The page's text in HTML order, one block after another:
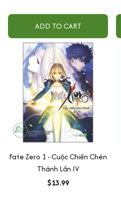
ADD TO CART
Fate Zero 1 - Cuộc Chiến Chén
Thánh Lần IV
$13.99